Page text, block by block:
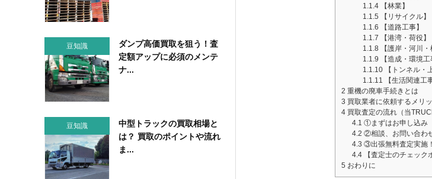
1.1.4【林業】
1.1.5 【リサイクル】
1.1.6 【道路工事】
1.1.7 【港湾・荷役】
1.1.8【護岸・河川・
1.1.9 【造成・環境工
1.1.10【トンネル・
1.1.11 【生活関連工事
2 重機の廃車手続きとは
3 買取業者に依頼するメリ
4買取査定の流れ（当
4.1 ①まずはお申し込み
4.2 ②相談、お問い合わ
4.3 ③出張無料査定実施！
4.4【査定士のチェック
5 おわりに
豆知識
ダンプ高価買取を狙う！査
定額アップに必須のメンテ
ナ...
豆知識
中型トラックの買取相場と
は？ 買取のポイントや流れ
ま...